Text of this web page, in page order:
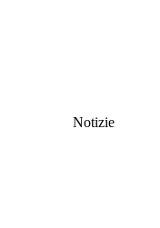
Notizie